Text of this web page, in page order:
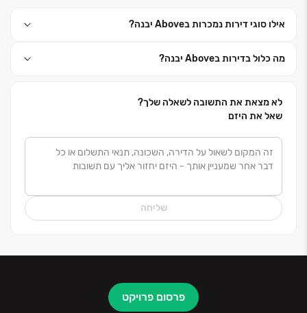
קבוצת חג'ג'–צים הופכת חזון למציאות. בזכות סטנדרט
סביבת מגורים ומסחר שמרגישה כמו בית מהרגע הראשון.
אילו סוגי דירות נמכרות בAbove יבנה?
מה כלול בדירות בAbove יבנה?
לא מצאת את התשובה לשאלה שלך?
שאל את היזם
שליחה
פרסום פרויקט